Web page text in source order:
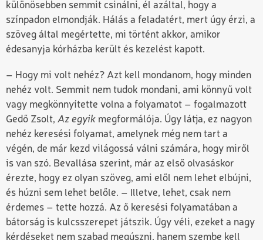
különösebben semmit csinálni, él azáltal, hogy a
színpadon elmondják. Hálás a feladatért, mert úgy érzi, a
szöveg által megértette, mi történt akkor, amikor
édesanyja kórházba került és kezelést kapott.
– Hogy mi volt nehéz? Azt kell mondanom, hogy minden
nehéz volt. Semmit nem tudok mondani, ami könnyű volt
vagy megkönnyítette volna a folyamatot – fogalmazott
Gedő Zsolt, Az egyik megformálója. Úgy látja, ez nagyon
nehéz keresési folyamat, amelynek még nem tart a
végén, de már kezd világossá válni számára, hogy miről
is van szó. Bevallása szerint, már az első olvasáskor
érezte, hogy ez olyan szöveg, ami elől nem lehet elbújni,
és húzni sem lehet belőle. – Illetve, lehet, csak nem
érdemes – tette hozzá. Az ő keresési folyamatában a
bátorság is kulcsszerepet játszik. Úgy véli, ezeket a nagy
kérdéseket nem szabad megúszni, hanem szembe kell